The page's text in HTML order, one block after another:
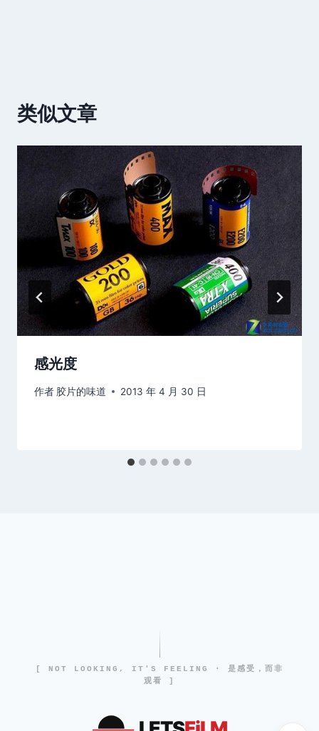
类似文章
感光度
作者 胶片的味道 2013 年 4 月 30 日
[ NOT LOOKING, IT'S FEELING · 是感受，而非
观看 ]